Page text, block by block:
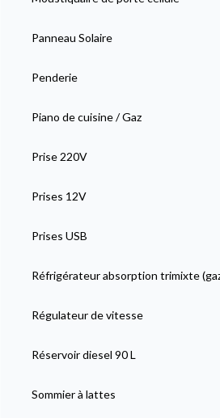
Panneau Solaire
Penderie
Piano de cuisine / Gaz
Prise 220V
Prises 12V
Prises USB
Réfrigérateur absorption trimixte
Régulateur de vitesse
Réservoir diesel 90 L
Sommier à lattes